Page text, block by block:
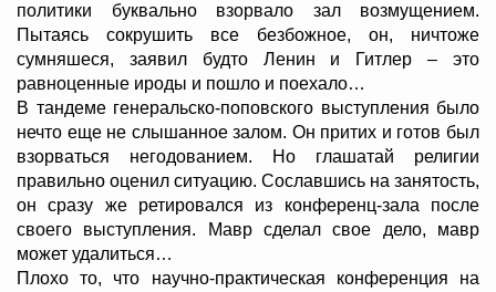
политики буквально взорвало зал возмущением.
Пытаясь сокрушить все безбожное, он, ничтоже
сумняшеся, заявил будто Ленин и Гитлер – это
равноценные ироды и пошло и поехало…
В тандеме генеральско-поповского выступления было
нечто еще не слышанное залом. Он притих и готов был
взорваться негодованием. Но глашатай религии
правильно оценил ситуацию. Сославшись на занятость,
он сразу же ретировался из конференц-зала после
своего выступления. Мавр сделал свое дело, мавр
может удалиться…
Плохо то, что научно-практическая конференция на